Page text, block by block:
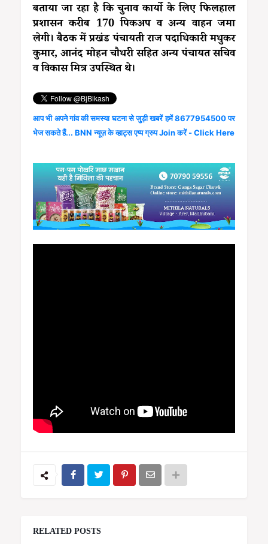
बताया जा रहा है कि चुनाव कार्यो के लिए फिलहाल
प्रशासन करीब 170 पिकअप व अन्य वाहन जमा
लेगी। बैठक में प्रखंड पंचायती राज पदाधिकारी मधुकर
कुमार, आनंद मोहन चौधरी सहित अन्य पंचायत सचिव
व विकास मित्र उपस्थित थे।
आप भी अपने गांव की समस्या घटना से जुड़ी खबरें हमें 8677954500 पर
भेज सकते हैं... BNN न्यूज़ के व्हाट्स एप्प ग्रुप Join करें - Click Here
RELATED POSTS